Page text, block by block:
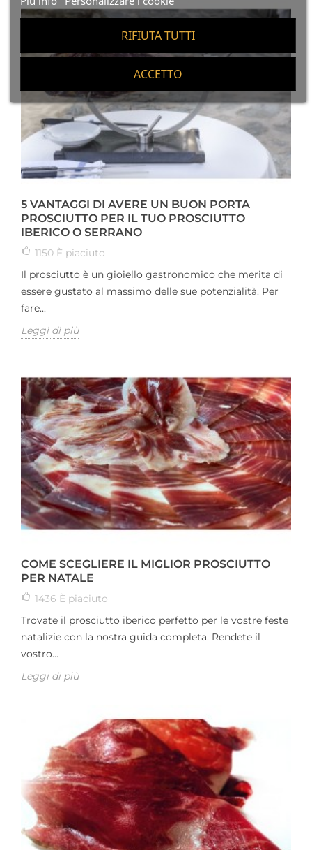
RIFIUTA TUTTI
ACCETTO
5 VANTAGGI DI AVERE UN BUON PORTA
PROSCIUTTO PER IL TUO PROSCIUTTO
IBERICO O SERRANO
1150 È piaciuto
Il prosciutto è un gioiello gastronomico che merita di
essere gustato al massimo delle sue potenzialità. Per
fare...
Leggi di più
COME SCEGLIERE IL MIGLIOR PROSCIUTTO
PER NATALE
1436 È piaciuto
Trovate il prosciutto iberico perfetto per le vostre feste
natalizie con la nostra guida completa. Rendete il
vostro...
Leggi di più